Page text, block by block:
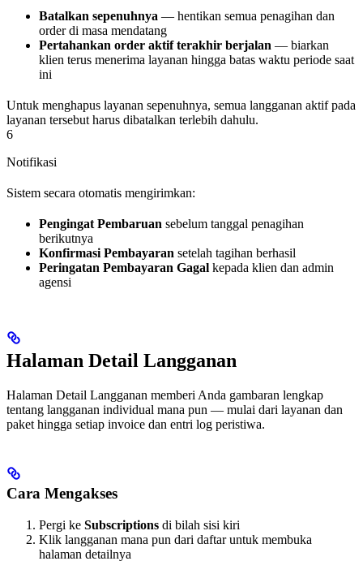
Batalkan sepenuhnya — hentikan semua penagihan dan
order di masa mendatang
Pertahankan order aktif terakhir berjalan — biarkan
klien terus menerima layanan hingga batas waktu periode saat
ini
Untuk menghapus layanan sepenuhnya, semua langganan aktif pada
layanan tersebut harus dibatalkan terlebih dahulu.
6
Notifikasi
Sistem secara otomatis mengirimkan:
Pengingat Pembaruan sebelum tanggal penagihan
berikutnya
Konfirmasi Pembayaran setelah tagihan berhasil
Peringatan Pembayaran Gagal kepada klien dan admin
agensi
Halaman Detail Langganan
Halaman Detail Langganan memberi Anda gambaran lengkap
tentang langganan individual mana pun — mulai dari layanan dan
paket hingga setiap invoice dan entri log peristiwa.
Cara Mengakses
Pergi ke Subscriptions di bilah sisi kiri
Klik langganan mana pun dari daftar untuk membuka
halaman detailnya